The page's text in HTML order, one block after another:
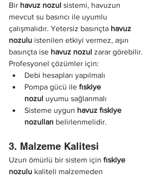
Bir havuz nozul sistemi, havuzun
mevcut su basıncı ile uyumlu
çalışmalıdır. Yetersiz basınçta havuz
nozulu istenilen etkiyi vermez, aşırı
basınçta ise havuz nozul zarar görebilir.
Profesyonel çözümler için:
Debi hesapları yapılmalı
Pompa gücü ile fıskiye
nozul uyumu sağlanmalı
Sisteme uygun havuz fıskiye
nozulları belirlenmelidir.
3. Malzeme Kalitesi
Uzun ömürlü bir sistem için fıskiye
nozulu kaliteli malzemeden